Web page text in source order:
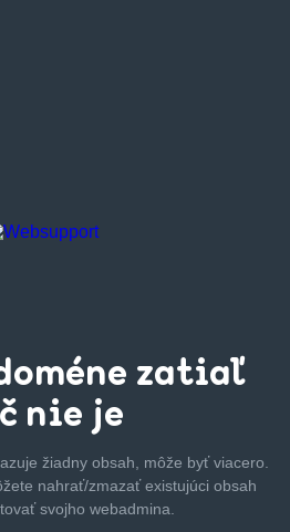
zatiaľ
nie je
žiadny obsah, môže byťviacero.
nahrať/zmazaťexistujúci obsah
svojho webadmina.